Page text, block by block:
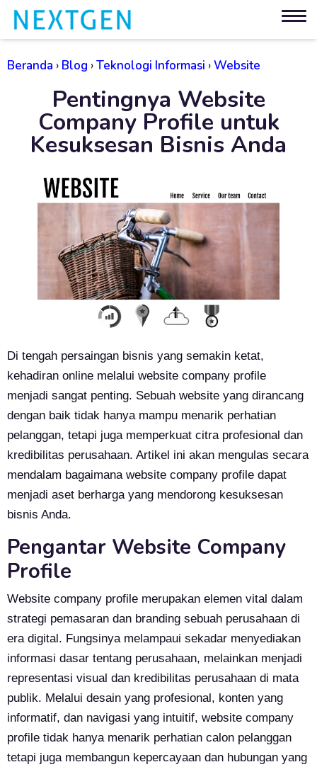
Beranda › Blog ›Teknologi Informasi ›Website
Pentingnya Website
Company Profile untuk
Kesuksesan Bisnis Anda
Di tengah persaingan bisnis yang semakin ketat,
kehadiran online melalui website company profile
menjadi sangat penting. Sebuah website yang dirancang
dengan baik tidak hanya mampu menarik perhatian
pelanggan, tetapi juga memperkuat citra profesional dan
kredibilitas perusahaan. Artikel ini akan mengulas secara
mendalam bagaimana website company profile dapat
menjadi aset berharga yang mendorong kesuksesan
bisnis Anda.
Pengantar Website Company
Profile
Website company profile merupakan elemen vital dalam
strategi pemasaran dan branding sebuah perusahaan di
era digital. Fungsinya melampaui sekadar menyediakan
informasi dasar tentang perusahaan, melainkan menjadi
representasi visual dan kredibilitas perusahaan di mata
publik. Melalui desain yang profesional, konten yang
informatif, dan navigasi yang intuitif, website company
profile tidak hanya menarik perhatian calon pelanggan
tetapi juga membangun kepercayaan dan hubungan yang